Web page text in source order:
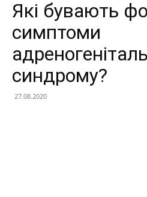
Які бувають
симптоми
синдрому?
27.08.2020